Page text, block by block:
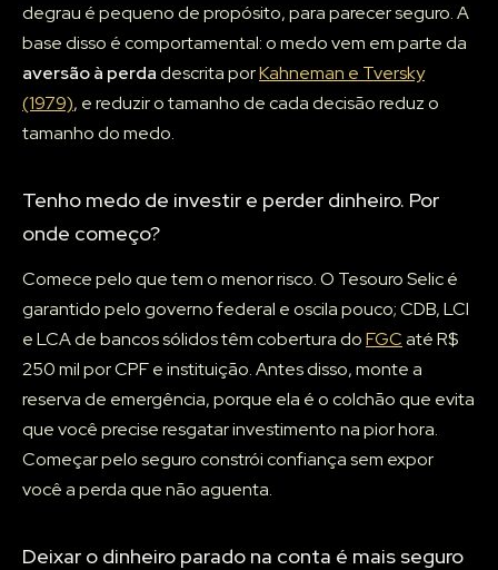
degrau é pequeno de propósito, para parecer seguro. A
base disso é comportamental: o medo vem em parte da
aversão à perdadescrita porKahneman e Tversky
(1979), e reduzir o tamanho de cada decisão reduz o
tamanho do medo.
Tenho medo de investir e perder dinheiro. Por
onde começo?
Comece pelo que tem o menor risco. O Tesouro Selic é
garantido pelo governo federal e oscila pouco; CDB, LCI
e LCA de bancos sólidos têm cobertura doFGCaté R$
250 mil por CPF e instituição. Antes disso, monte a
reserva de emergência, porque ela é o colchão que evita
que você precise resgatar investimento na pior hora.
Começar pelo seguro constrói confiança sem expor
você a perda que não aguenta.
Deixar o dinheiro parado na conta é mais seguro